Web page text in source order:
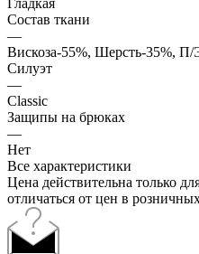
Состав ткани
—
Вискоза-55%, Шерсть-35%, П/
Силуэт
—
Classic
Защипы на брюках
—
Нет
Все характеристики
Цена действительна только
отличаться от цен в